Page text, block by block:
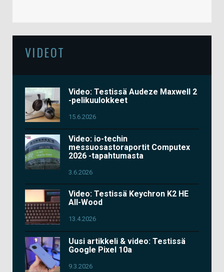
VIDEOT
Video: Testissä Audeze Maxwell 2
-pelikuulokkeet
15.6.2026
Video: io-techin
messuosastoraportit Computex
2026 -tapahtumasta
3.6.2026
Video: Testissä Keychron K2 HE
All-Wood
13.4.2026
Uusi artikkeli & video: Testissä
Google Pixel 10a
9.3.2026